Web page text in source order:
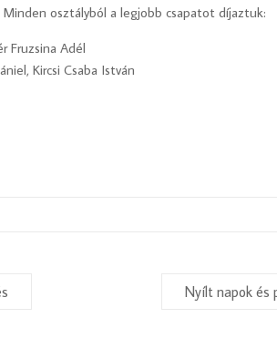
osztályból a legjobb csapatot díjaztuk:
Fruzsina Adél
Kircsi Csaba István
Nyílt napok és